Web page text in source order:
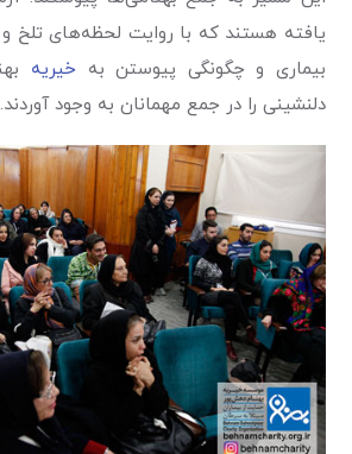
یافته هستند که با روایت لحظه‌های تلخ
بیماری و چگونگی پیوستن به خیریه
دلنشینی را در جمع مهمانان به وجود آوردند.